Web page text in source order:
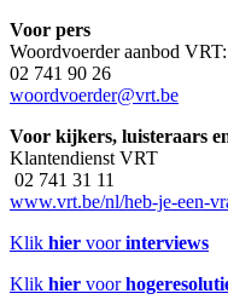
Voor pers
Woordvoerder aanbod
02 741 90 26
woordvoerder@vrt.be
Voor kijkers, luisteraars
Klantendienst VRT
02 741 31 11
www.vrt.be/nl/heb-je-een-
Klik hier voorinterviews
Klik hier voor